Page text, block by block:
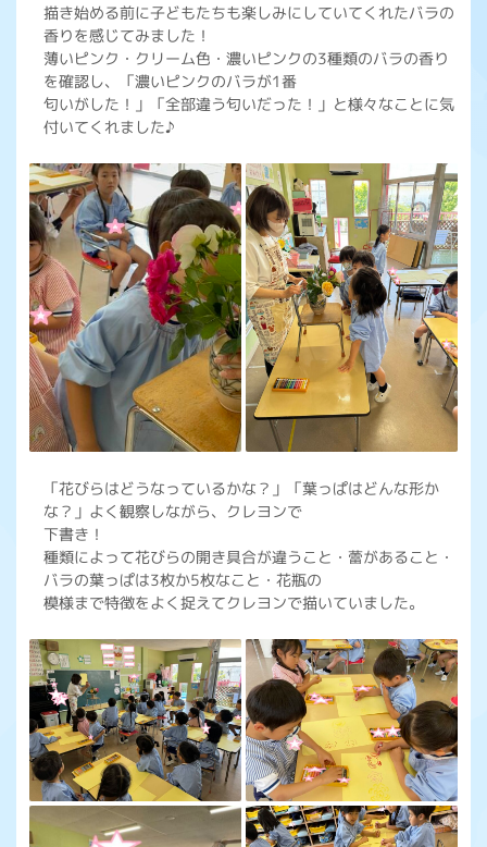
描き始める前に子どもたちも楽しみにしていてくれたバラの
香りを感じてみました！
薄いピンク・クリーム色・濃いピンクの3種類のバラの香り
を確認し、「濃いピンクのバラが1番
匂いがした！」「全部違う匂いだった！」と様々なことに気
付いてくれました♪
「花びらはどうなっているかな？」「葉っぱはどんな形か
な？」よく観察しながら、クレヨンで
下書き！
種類によって花びらの開き具合が違うこと・蕾があること・
バラの葉っぱは3枚か5枚なこと・花瓶の
模様まで特徴をよく捉えてクレヨンで描いていました。